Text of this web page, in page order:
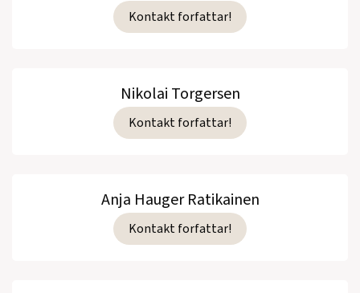
Kontakt forfattar!
Nikolai Torgersen
Kontakt forfattar!
Anja Hauger Ratikainen
Kontakt forfattar!